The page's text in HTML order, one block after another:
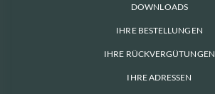
DOWNLOADS
IHRE BESTELLUNGEN
IHRE RÜCKVERGÜTUNGEN
IHRE ADRESSEN